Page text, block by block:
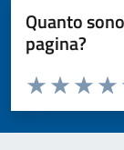
Quanto
pagina?
Valuta da 1 a 5
Valuta
Valuta 2
Valuta 1 stelle